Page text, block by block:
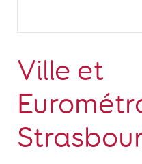
Ville et